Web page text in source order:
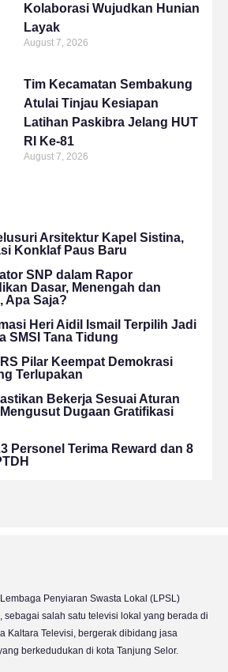
Kolaborasi Wujudkan Hunian
Layak
August 7, 2026
Tim Kecamatan Sembakung
Atulai Tinjau Kesiapan
Latihan Paskibra Jelang HUT
RI Ke-81
August 7, 2026
Arsitektur Kapel Sistina,
Konklaf Paus Baru
SNP dalam Rapor
Dasar, Menengah dan
Apa Saja?
Heri Aidil Ismail Terpilih Jadi
SMSI Tana Tidung
Pilar Keempat Demokrasi
Terlupakan
Bekerja Sesuai Aturan
Dugaan Gratifikasi
Personel Terima Reward dan 8
Penyiaran Swasta Lokal (LPSL)
sebagai salah satu televisi lokal yang berada di
Kaltara Televisi, bergerak dibidang jasa
berkedudukan di kota Tanjung Selor.